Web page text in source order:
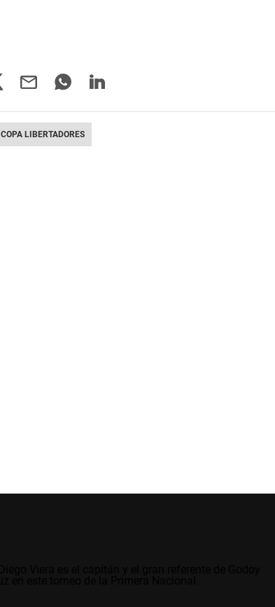
COPA LIBERTADORES